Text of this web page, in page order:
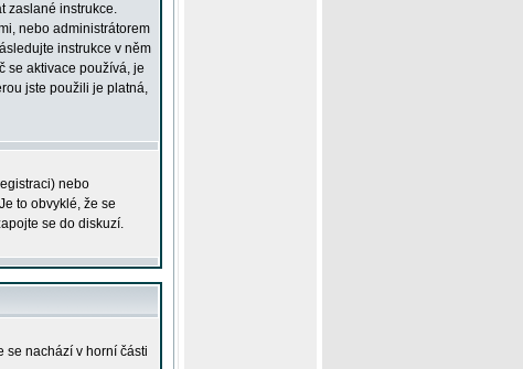
zaslané instrukce.
nebo administrátorem
instrukce v něm
se aktivace používá, je
jste použili je platná,
nebo
to obvyklé, že se
se do diskuzí.
se nachází v horní části